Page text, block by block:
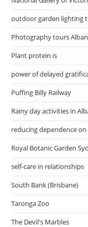
outdoor garden lighting
Photography tours
Plant protein is
power of delayed
Puffing Billy Railway
Rainy day activities in
reducing dependence
Royal Botanic Garden
self-care in relationships
South Bank (Brisbane)
Taronga Zoo
The Devil's Marbles